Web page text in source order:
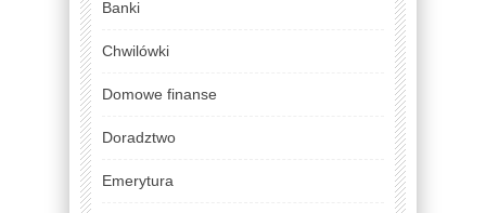
Banki
Chwilówki
Domowe finanse
Doradztwo
Emerytura